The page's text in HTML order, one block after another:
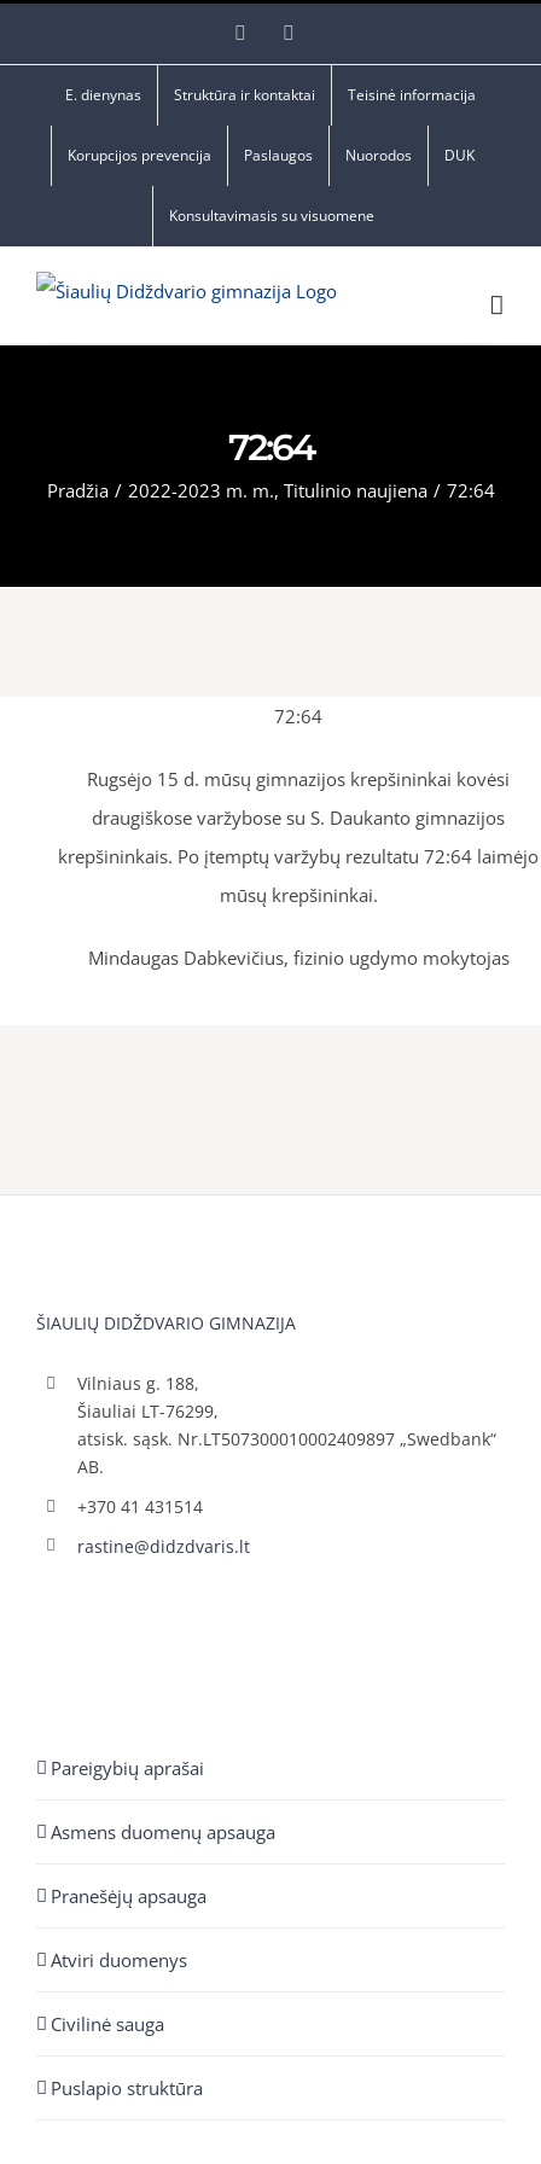
Facebook
E. dienynas Struktūra ir kontaktai Teisinė informacija
Korupcijos prevencija Paslaugos Nuorodos DUK
Konsultavimasis su visuomene
72:64
Pradžia / 2022-2023 m. m., Titulinio naujiena / 72:64
72:64
Rugsėjo 15 d. mūsų gimnazijos krepšininkai kovėsi
draugiškose varžybose su S. Daukanto gimnazijos
krepšininkais. Po įtemptų varžybų rezultatu 72:64 laimėjo
mūsų krepšininkai.
Mindaugas Dabkevičius, fizinio ugdymo mokytojas
ŠIAULIŲ DIDŽDVARIO GIMNAZIJA
Vilniaus g. 188,
Šiauliai LT-76299,
atsisk. sąsk. Nr.LT507300010002409897 „Swedbank“
AB.
+370 41 431514
rastine@didzdvaris.lt
Pareigybių aprašai
Asmens duomenų apsauga
Pranešėjų apsauga
Atviri duomenys
Civilinė sauga
Puslapio struktūra